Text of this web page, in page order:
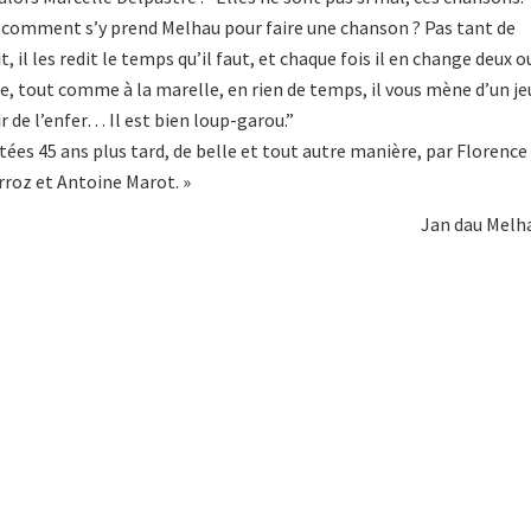
s’y prend Melhau pour faire une chanson ? Pas tant de
il les redit le temps qu’il faut, et chaque fois il en change deux
tout comme à la marelle, en rien de temps, il vous mène d’un
de l’enfer… Il est bien loup-garou.”
45 ans plus tard, de belle et tout autre manière, par Florence
et Antoine Marot. »
Jan dau